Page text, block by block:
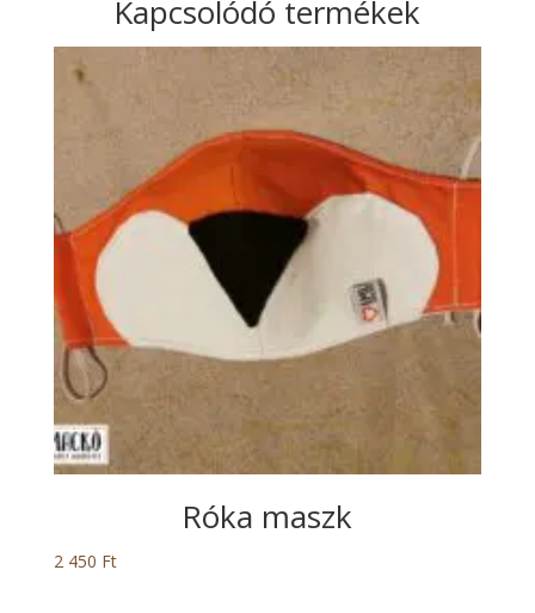
Kapcsolódó termékek
Róka maszk
2 450 Ft